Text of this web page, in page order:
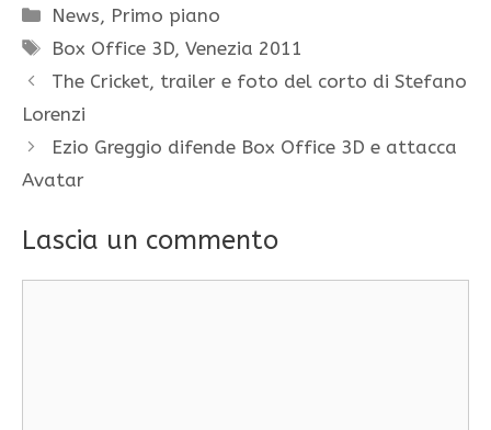
Categorie
News, Primo piano
Tag
Box Office 3D,Venezia 2011
The Cricket, trailer e foto del corto di Stefano
Lorenzi
Ezio Greggio difende Box Office 3D e attacca
Avatar
Lascia un commento